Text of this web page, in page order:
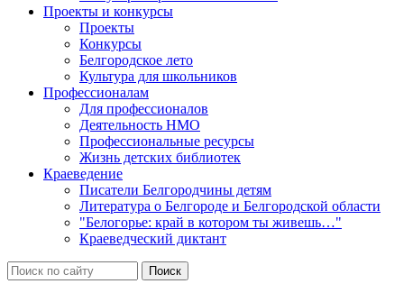
Проекты и конкурсы
Проекты
Конкурсы
Белгородское лето
Культура для школьников
Профессионалам
Для профессионалов
Деятельность НМО
Профессиональные ресурсы
Жизнь детских библиотек
Краеведение
Писатели Белгородчины детям
Литература о Белгороде и Белгородской области
"Белогорье: край в котором ты живешь…"
Краеведческий диктант